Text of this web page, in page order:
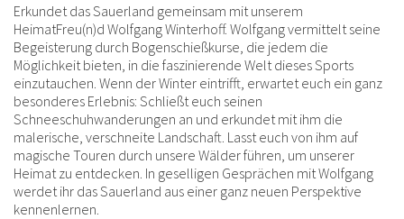
Erkundet das Sauerland gemeinsam mit unserem
HeimatFreu(n)d Wolfgang Winterhoff. Wolfgang vermittelt seine
Begeisterung durch Bogenschießkurse, die jedem die
Möglichkeit bieten, in die faszinierende Welt dieses Sports
einzutauchen. Wenn der Winter eintrifft, erwartet euch ein ganz
besonderes Erlebnis: Schließt euch seinen
Schneeschuhwanderungen an und erkundet mit ihm die
malerische, verschneite Landschaft. Lasst euch von ihm auf
magische Touren durch unsere Wälder führen, um unserer
Heimat zu entdecken. In geselligen Gesprächen mit Wolfgang
werdet ihr das Sauerland aus einer ganz neuen Perspektive
kennenlernen.